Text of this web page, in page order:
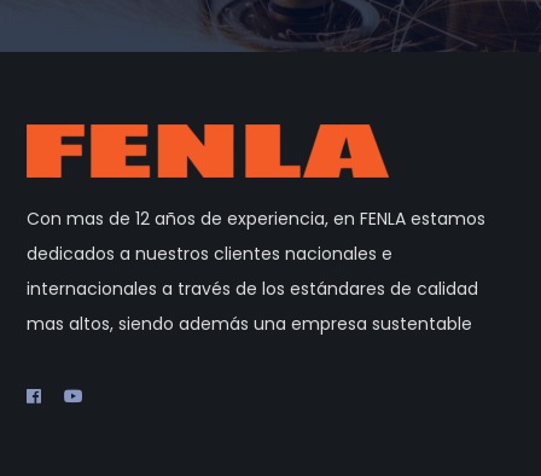
Con mas de 12 años de experiencia, en FENLA estamos
dedicados a nuestros clientes nacionales e
internacionales a través de los estándares de calidad
mas altos, siendo además una empresa sustentable